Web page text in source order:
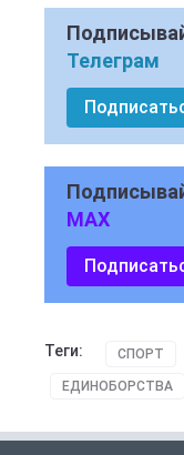
Телеграм
MAX
Теги: СПОРТ
ЕДИНОБОРСТВА